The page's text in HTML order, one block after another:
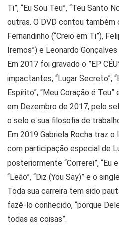
Ti”, “Eu Sou Teu”, “Teu Santo
outras. O DVD contou
Fernandinho (“Creio em Ti”),
Iremos”) e Leonardo Gonçalves
Em 2017 foi gravado o ”EP
impactantes, “Lugar Secreto”,
Espírito”, “Meu Coração é Teu”
em Dezembro de 2017, pelo
o selo e sua filosofia de
Em 2019 Gabriela Rocha traz
com participação especial de
posteriormente “Correrei”, “Eu
“Leão”, “Diz (You Say)” e o
Toda sua carreira tem sido
fazê-lo conhecido, “porque
todas as coisas”.